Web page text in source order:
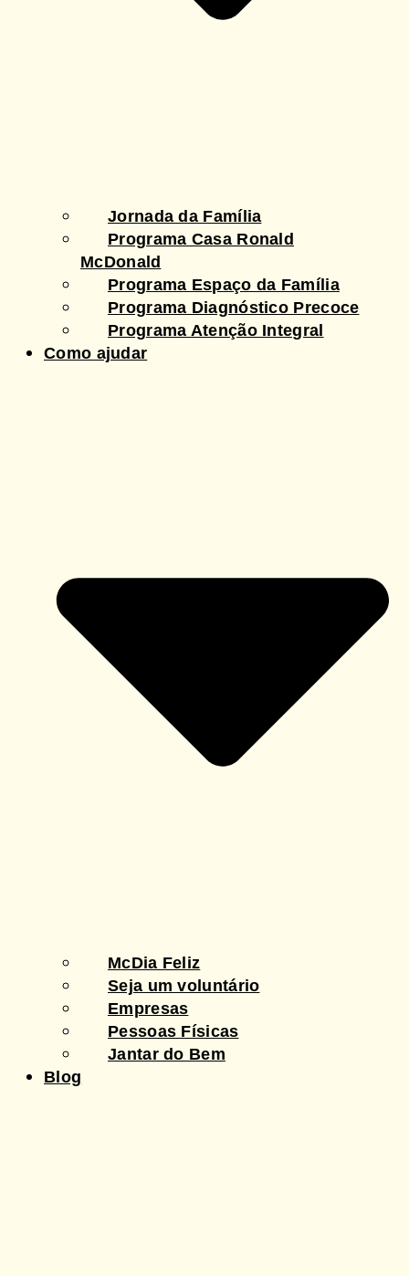
Jornada da Família
Programa Casa Ronald
McDonald
Programa Espaço da Família
Programa Diagnóstico Precoce
Programa Atenção Integral
Como ajudar
McDia Feliz
Seja um voluntário
Empresas
Pessoas Físicas
Jantar do Bem
Blog